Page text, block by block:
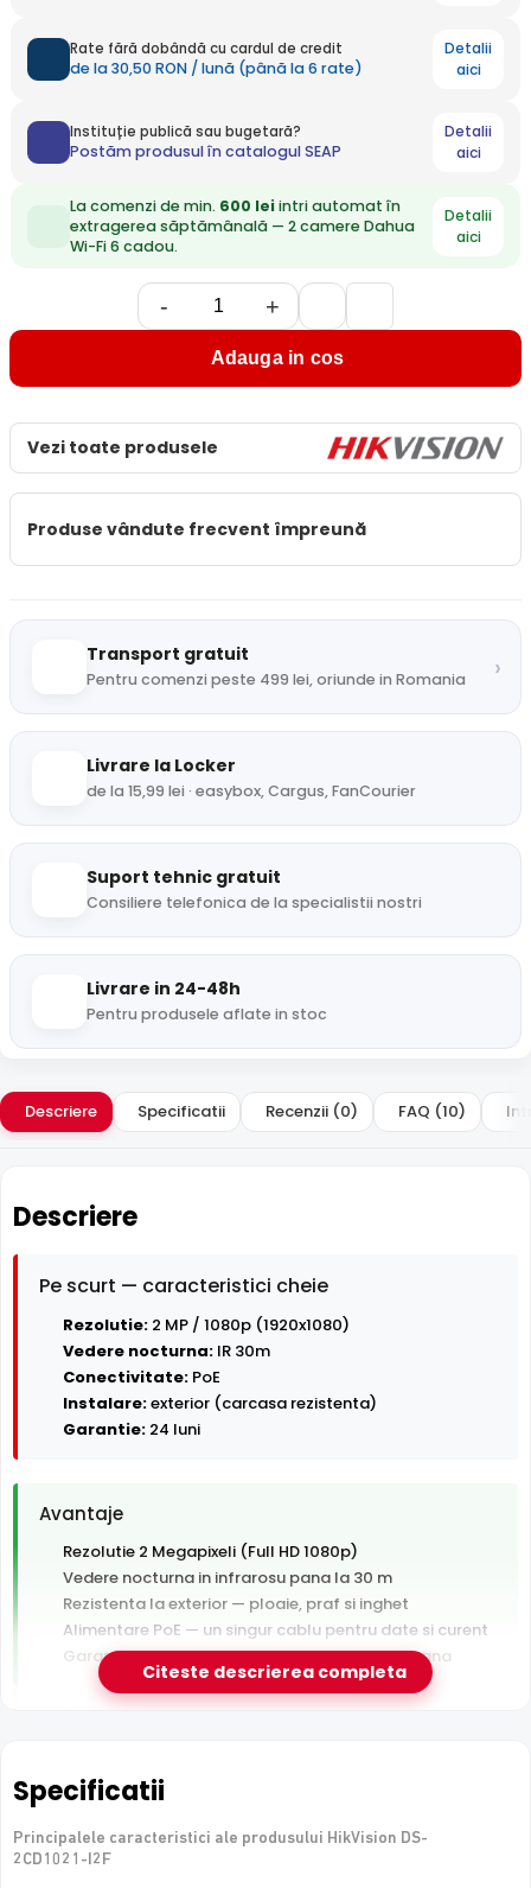
Rate fără dobândă cu cardul de credit
de la 30,50 RON / lună (până la 6 rate)
Detalii
aici
Instituție publică sau bugetară?
Postăm produsul în catalogul SEAP
Detalii
aici
La comenzi de min. 600 leiintri automat în
extragerea săptămânală — 2 camere Dahua
Wi-Fi 6 cadou.
Detalii
aici
- +
Adauga in cos
Vezi toate produsele
Produse vândute frecvent împreună
Transport gratuit
Pentru comenzi peste 499 lei, oriunde in Romania ›
Livrare la Locker
de la 15,99 lei · easybox, Cargus, FanCourier
Suport tehnic gratuit
Consiliere telefonica de la specialistii nostri
Livrare in 24-48h
Pentru produsele aflate in stoc
Descriere Specificatii Recenzii (0) FAQ (10)
Descriere
Pe scurt — caracteristici cheie
Rezolutie: 2 MP / 1080p (1920x1080)
Vedere nocturna: IR 30m
Conectivitate: PoE
Instalare:exterior (carcasa rezistenta)
Garantie: 24 luni
Avantaje
Rezolutie 2 Megapixeli (Full HD 1080p)
Vedere nocturna in infrarosu pana la 30 m
Rezistenta la exterior — ploaie, praf si inghet
Alimentare PoE — un singur cablu pentru date si curent
Garantie 24 luni si suport tehnic gratuit in romana
server
Fara microfon/difuzor — nu inregistreaza audio
Citeste descrierea completa
Specificatii
Principalele caracteristici ale produsului HikVision DS-
2CD1021-I2F